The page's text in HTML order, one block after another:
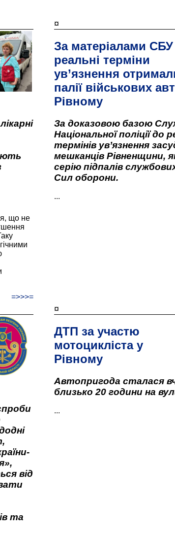
що не
=>>>=
¤
За матеріалами СБУ
реальні терміни
ув’язнення
палії військових
Рівному
За доказовою базою
Національної поліції до
термінів ув’язнення
мешканців Рівненщини,
серію підпалів
Сил оборони.
...
від
та
¤
ДТП за участю
мотоцикліста у
Рівному
Автопригода сталася
близько 20 години на
...